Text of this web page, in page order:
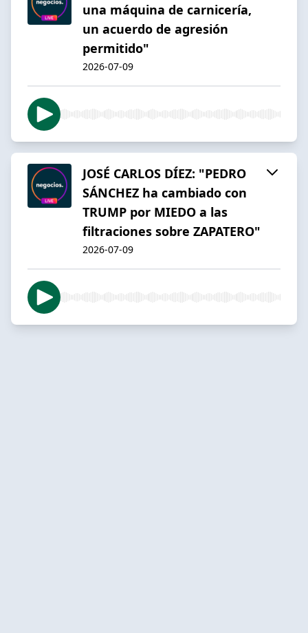
una máquina de carnicería,
un acuerdo de agresión
permitido"
2026-07-09
JOSÉ CARLOS DÍEZ: "PEDRO
SÁNCHEZ ha cambiado con
TRUMP por MIEDO a las
filtraciones sobre ZAPATERO"
2026-07-09